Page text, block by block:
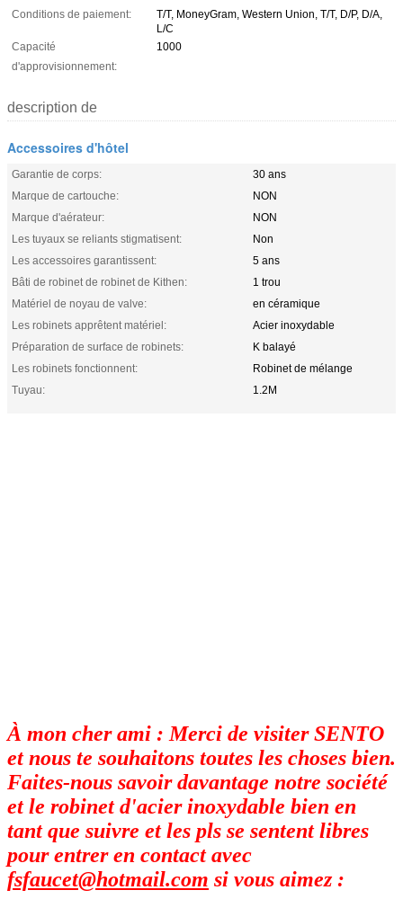
Conditions de paiement:
T/T, MoneyGram, Western Union, T/T, D/P, D/A,
L/C
Capacité
d'approvisionnement:
1000
description de
Accessoires d'hôtel
Garantie de corps:
30 ans
Marque de cartouche:
NON
Marque d'aérateur:
NON
Les tuyaux se reliants stigmatisent:
Non
Les accessoires garantissent:
5 ans
Bâti de robinet de robinet de Kithen:
1 trou
Matériel de noyau de valve:
en céramique
Les robinets apprêtent matériel:
Acier inoxydable
Préparation de surface de robinets:
K balayé
Les robinets fonctionnent:
Robinet de mélange
Tuyau:
1.2M
À mon cher ami : Merci de visiter SENTO
et nous te souhaitons toutes les choses bien.
Faites-nous savoir davantage notre société
et le robinet d'acier inoxydable bien en
tant que suivre et les pls se sentent libres
pour entrer en contact avec
fsfaucet@hotmail.com si vous aimez :